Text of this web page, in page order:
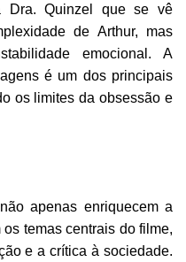
Dra. Quinzel que se vê
de Arthur, mas
emocional. A
é um dos principais
os limites da obsessão e
apenas enriquecem a
temas centrais do filme,
e a crítica à sociedade.